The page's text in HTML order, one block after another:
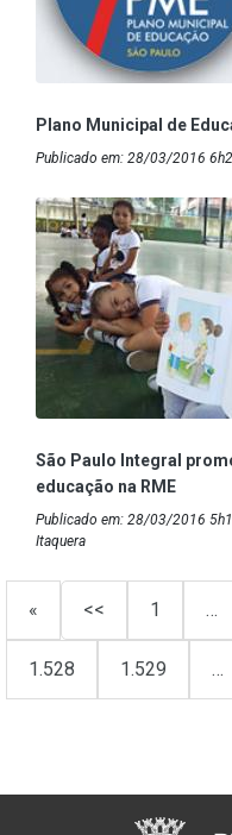
Plano Municipal de
Publicado em: 28/03/2016
São Paulo Integral
educação na RME
Publicado em: 28/03/2016
Itaquera
« << 1 …
1.528 1.529 …